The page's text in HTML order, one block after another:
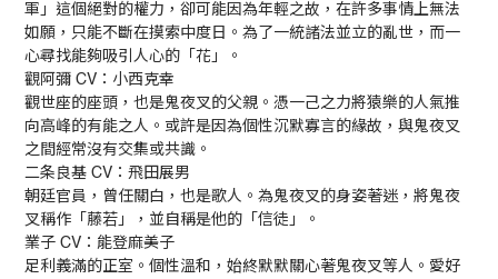
軍」這個絕對的權力，卻可能因為年輕之故，在許多事情上無法
如願，只能不斷在摸索中度日。為了一統諸法並立的亂世，而一
心尋找能夠吸引人心的「花」。
觀阿彌 CV：小西克幸
觀世座的座頭，也是鬼夜叉的父親。憑一己之力將猿樂的人氣推
向高峰的有能之人。或許是因為個性沉默寡言的緣故，與鬼夜叉
之間經常沒有交集或共識。
二条良基 CV：飛田展男
朝廷官員，曾任關白，也是歌人。為鬼夜叉的身姿著迷，將鬼夜
叉稱作「藤若」，並自稱是他的「信徒」。
業子 CV：能登麻美子
足利義滿的正室。個性溫和，始終默默關心著鬼夜叉等人。愛好